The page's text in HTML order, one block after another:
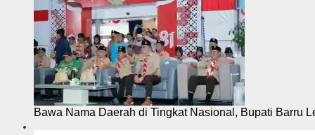
Bawa Nama Daerah di Tingkat Nasional, Bupati Barru